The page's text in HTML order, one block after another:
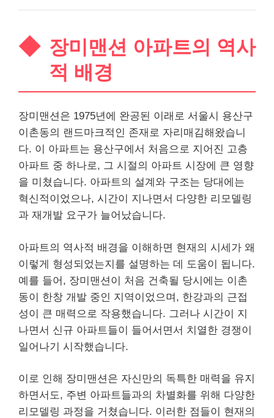
장미맨션 아파트의 역사
적 배경
장미맨션은 1975년에 완공된 이래로 서울시 용산구
이촌동의 랜드마크적인 존재로 자리매김해왔습니
다. 이 아파트는 용산구에서 처음으로 지어진 고층
아파트 중 하나로, 그 시절의 아파트 시장에 큰 영향
을 미쳤습니다. 아파트의 설계와 구조는 당대에는
혁신적이었으나, 시간이 지나면서 다양한 리모델링
과 재개발 요구가 늘어났습니다.
아파트의 역사적 배경을 이해하면 현재의 시세가 왜
이렇게 형성되었는지를 설명하는 데 도움이 됩니다.
예를 들어, 장미맨션이 처음 건축될 당시에는 이촌
동이 한창 개발 중인 지역이었으며, 한강과의 근접
성이 큰 매력으로 작용했습니다. 그러나 시간이 지
나면서 신규 아파트들이 들어서면서 치열한 경쟁이
일어나기 시작했습니다.
이로 인해 장미맨션은 자신만의 독특한 매력을 유지
하면서도, 주변 아파트들과의 차별화를 위해 다양한
리모델링 과정을 거쳤습니다. 이러한 점들이 현재의